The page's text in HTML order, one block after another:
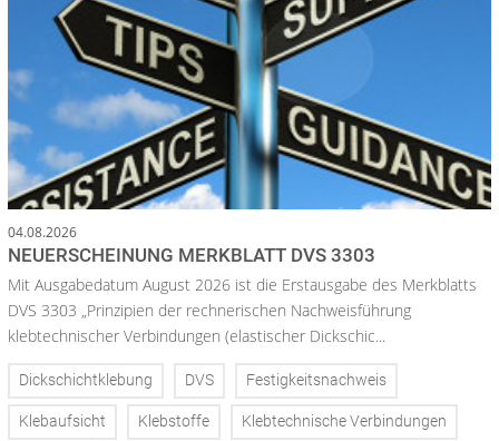
04.08.2026
NEUERSCHEINUNG MERKBLATT DVS 3303
Mit Ausgabedatum August 2026 ist die Erstausgabe des Merkblatts
DVS 3303 „Prinzipien der rechnerischen Nachweisführung
klebtechnischer Verbindungen (elastischer Dickschic...
Dickschichtklebung DVS Festigkeitsnachweis
Klebaufsicht Klebstoffe Klebtechnische Verbindungen